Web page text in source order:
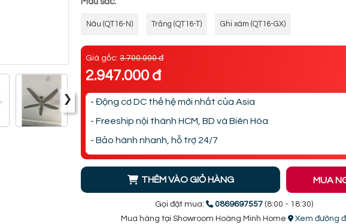
›
Nâu (QT16-N) Trắng (QT16-T) Ghi xám (QT16-GX)
Giá gốc: 3.700.000 đ
2.947.000 đ
- Động cơ DC thế hệ mới nhất của Asia
- Freeship nội thành HCM, BD và Biên Hòa
- Bảo hành nhanh, hỗ trợ 24/7
THÊM VÀO GIỎ HÀNG MUA
Gọi đặt mua: 0869697557 (8:00 - 18:30)
Mua hàng tại Showroom Hoàng Minh Home
Xem đường